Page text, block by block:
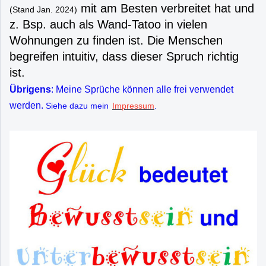
(Stand Jan. 2024) mit am Besten verbreitet hat und
z. Bsp. auch als Wand-Tatoo in vielen
Wohnungen zu finden ist. Die Menschen
begreifen intuitiv, dass dieser Spruch richtig
ist.
Übrigens: Meine Sprüche können alle frei verwendet
werden. Siehe dazu mein Impressum.